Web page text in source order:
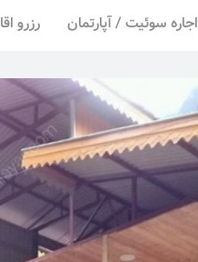
اجاره سوئیت / آپارتمان رزرو